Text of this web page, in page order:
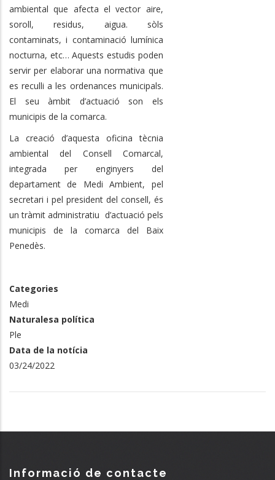
ambiental que afecta el vector aire,
soroll, residus, aigua. sòls
contaminats, i contaminació lumínica
nocturna, etc… Aquests estudis poden
servir per elaborar una normativa que
es reculli a les ordenances municipals.
El seu àmbit d’actuació son els
municipis de la comarca.
La creació d’aquesta oficina tècnia
ambiental del Consell Comarcal,
integrada per enginyers del
departament de Medi Ambient, pel
secretari i pel president del consell, és
un tràmit administratiu d’actuació pels
municipis de la comarca del Baix
Penedès.
Categories
Medi
Naturalesa política
Ple
Data de la notícia
03/24/2022
Informació de contacte